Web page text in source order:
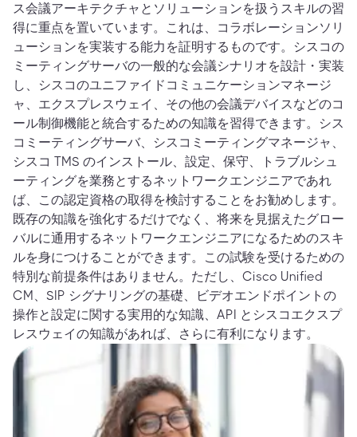
ス会議アーキテクチャとソリューションを扱うスキルの習
得に重点を置いています。これは、コラボレーションソリ
ューションを実装する能力を証明するものです。シスコの
ミーティングサーバの一般的な会議シナリオを設計・実装
し、シスコのユニファイドコミュニケーションマネージ
ャ、エクスプレスウェイ、その他の会議デバイスなどのコ
ール制御機能と統合するための知識を習得できます。シス
コミーティングサーバ、シスコミーティングマネージャ、
シスコ TMS のインストール、設定、保守、トラブルシュ
ーティングを業務とするネットワークエンジニアであれ
ば、この認定資格の取得を検討することをお勧めします。
既存の知識を強化するだけでなく、将来を見据えたグロー
バルに通用するネットワークエンジニアになるためのスキ
ルを身につけることができます。この試験を受けるための
特別な前提条件はありません。ただし、Cisco Unified
CM、SIP シグナリングの基礎、ビデオエンドポイントの
操作と設定に関する実用的な知識、API とシスコエクスプ
レスウェイの知識があれば、さらに有利になります。